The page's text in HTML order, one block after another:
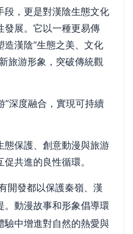
段，更是對漢陰生態文化
發展。它以一種更易傳
漢陰“生態之美、文化
旅游形象，突破傳統觀
”深度融合，實現可持續
態保護、創意動漫與旅游
共進的良性循環。
開發都以保護秦嶺、漢
。動漫故事和形象倡導環
驗中增進對自然的熱愛與